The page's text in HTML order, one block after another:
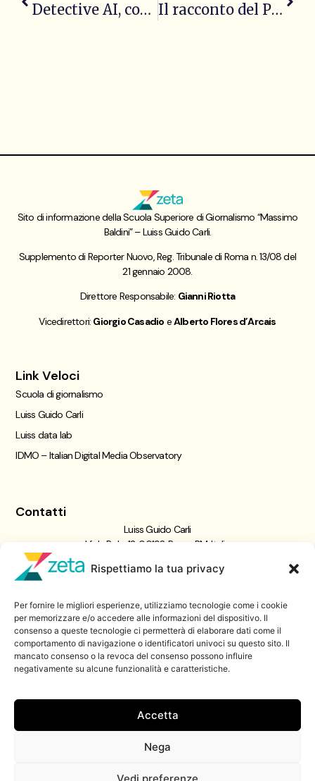
Rispettiamo la tua privacy
Per fornire le migliori esperienze, utilizziamo tecnologie come i cookie
per memorizzare e/o accedere alle informazioni del dispositivo. Il
consenso a queste tecnologie ci permetterà di elaborare dati come il
comportamento di navigazione o identificatori univoci su questo sito. Il
mancato consenso o la revoca del consenso possono influire
negativamente su alcune funzionalità e caratteristiche.
Accetta
Nega
Vedi preferenze
Detective AI, come gli algoritmi cambiano le regole Il racconto del Primavera Sound 2026
Sito di informazione della Scuola Superiore di Giornalismo “Massimo
Baldini” – Luiss Guido Carli.
Supplemento di Reporter Nuovo, Reg. Tribunale di Roma n. 13/08 del
21 gennaio 2008.
Direttore Responsabile: Gianni Riotta
Vicedirettori: Giorgio Casadio eAlberto Flores d’Arcais
Link Veloci
Scuola di giornalismo
Luiss Guido Carli
Luiss data lab
IDMO – Italian Digital Media Observatory
Contatti
Luiss Guido Carli
Viale Pola, 12, 00198 Roma RM, Italia
06 8522 5358
Iscriviti a
Zeta Data Lab
Iscriviti alla nostra newsletter
© 2026 ZetaLuiss, tutti i diritti riservati